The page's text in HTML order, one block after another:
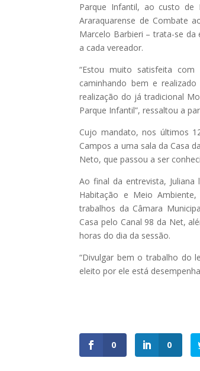
Parque Infantil, ao custo
Araraquarense de Combate
Marcelo Barbieri – trata-se
a cada vereador.
“Estou muito satisfeita
caminhando bem e
realização do já tradicional
Parque Infantil”, ressaltou a
Cujo mandato, nos últimos
Campos a uma sala da Casa
Neto, que passou a ser
Ao final da entrevista,
Habitação e Meio
trabalhos da Câmara
Casa pelo Canal 98 da Net,
horas do dia da sessão.
“Divulgar bem o trabalho do
eleito por ele está
0 0